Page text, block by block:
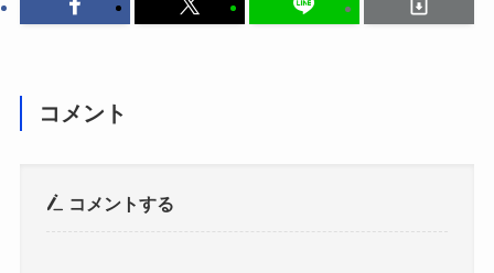
コメント
コメントする